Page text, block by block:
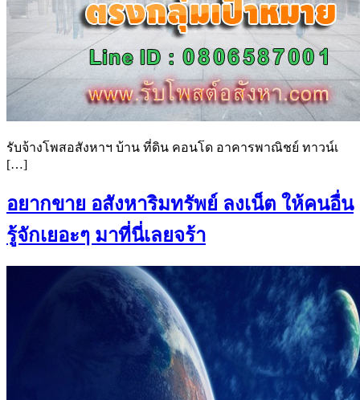
รับจ้างโพสอสังหาฯ บ้าน ที่ดิน คอนโด อาคารพาณิชย์ ทาวน์เ
[…]
อยากขาย อสังหาริมทรัพย์ ลงเน็ต ให้คนอื่น
รู้จักเยอะๆ มาที่นี่เลยจร้า